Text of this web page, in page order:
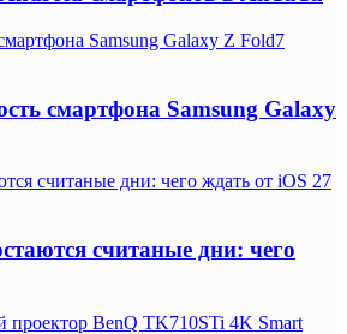
Samsung Galaxy Z Fold7
смартфона Samsung Galaxy
считаные дни: чего ждать от iOS 27
считаные дни: чего
проектор BenQ TK710STi 4K Smart